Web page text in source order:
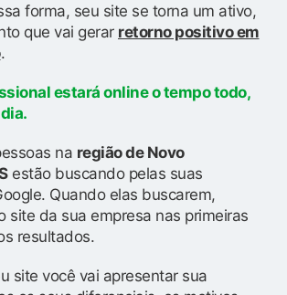
forma, seu site se torna um ativo,
que vai gerar retorno positivo em
.
estará online o tempo todo,
na região de Novo
estão buscando pelas suas
Quando elas buscarem,
site da sua empresa nas primeiras
resultados.
site você vai apresentar sua